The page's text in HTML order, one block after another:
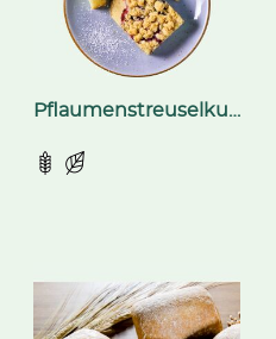
Pflaumenstreuselkuchen